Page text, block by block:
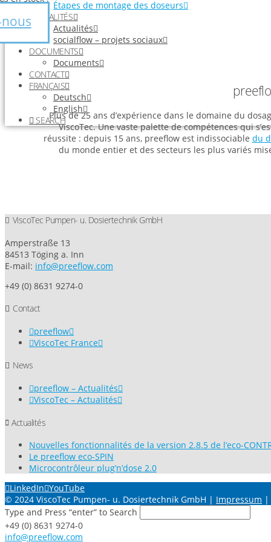
Étapes de montage des doseurs
ACTUALITÉS
Actualités
socialflow – projets sociaux
DOCUMENTS
Documents
CONTACT
FRANÇAIS
Deutsch
English
SEARCHPlus de 25 ans d’expérience dans le domaine du
ViscoTec. Une vaste palette de compétences qui
réussite : depuis 15 ans, preeflow est indissociable du
du monde entier et des secteurs les plus variés
ViscoTec Pumpen- u. Dosiertechnik GmbH
Amperstraße 13
84513 Töging a. Inn
E-mail: info@preeflow.com
+49 (0) 8631 9274-0
Contact
preeflow
ViscoTec France
News
preeflow – Actualités
ViscoTec – Actualités
Actualités
Nouvelles fonctionnalités de la version 2.8.5 de l’eco-
Le preeflow eco-SPIN
Microcontrôleur plug’n’dose 2.0
LinkedIn YouTube
© 2024 ViscoTec Pumpen- u. Dosiertechnik GmbH | Impressum |
Type and Press “enter” to Search
+49 (0) 8631 9274-0
info@preeflow.com